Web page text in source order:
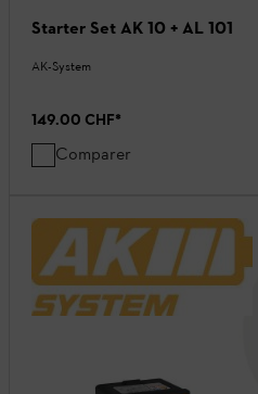
Starter Set AK 10 + AL 101
AK-System
149.00 CHF*
Comparer